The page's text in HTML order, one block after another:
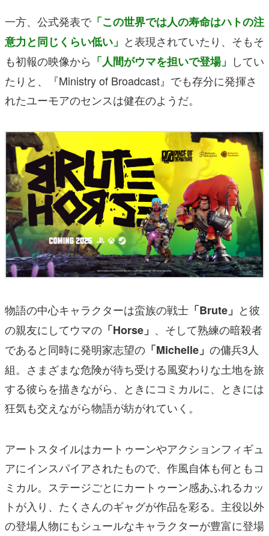
一方、公式発表で「この世界では人の寿命はハトの注
意力と同じくらい低い」 と表現されていたり、そもそ
も初報の映像から 「人間がウマを担いで登場」 してい
たりと、『Ministry of Broadcast』でも存分に発揮さ
れたユーモアのセンスは健在のようだ。
物語の中心キャラクターは蛮族の戦士 「Brute」 と彼
の親友にしてウマの 「Horse」 、そして熟練の暗殺者
であると同時に発明家志望の 「Michelle」 の傭兵3人
組。さまざまな危険が待ち受ける風変わりな土地を旅
する彼らを描きながら、ときにコミカルに、ときには
狂気も交えながら物語が紡がれていく。
アートスタイルはカートゥーンやアクションフィギュ
アにインスパイアされたもので、作風自体も何ともコ
ミカル。ステージごとにカートゥーン感あふれるカッ
トが入り、たくさんのギャグが作品を彩る。主役以外
の登場人物にもシュールなキャラクターが豊富に登場